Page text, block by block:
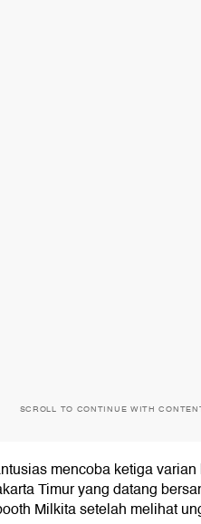
SCROLL TO CONTINUE WITH
mencoba ketiga
Timur yang datang
Milkita setelah melihat